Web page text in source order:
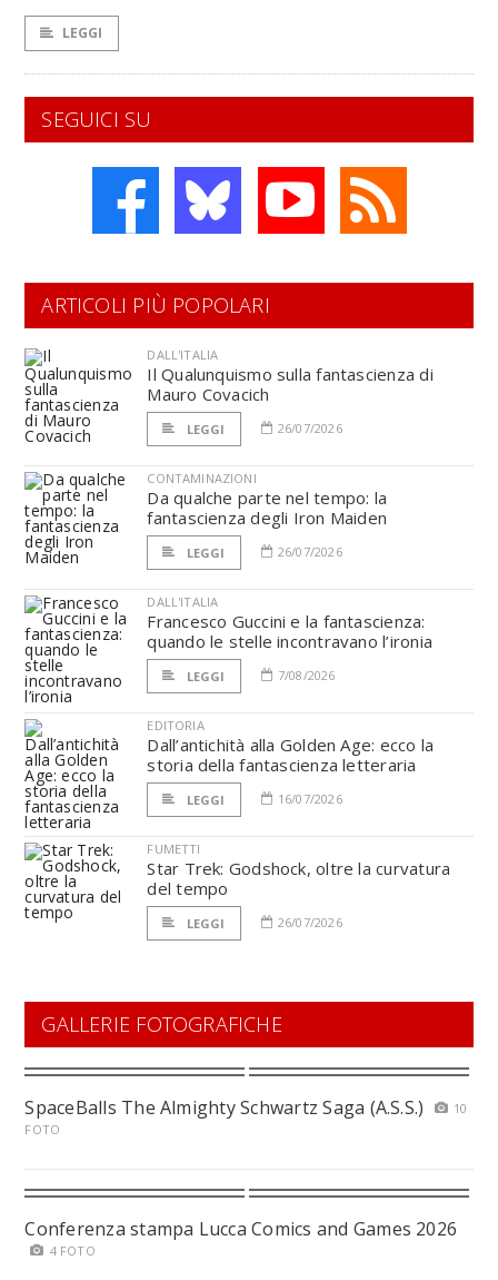
LEGGI
SEGUICI SU
ARTICOLI PIÙ POPOLARI
DALL'ITALIA
Il Qualunquismo sulla fantascienza di
Mauro Covacich
LEGGI 26/07/2026
CONTAMINAZIONI
Da qualche parte nel tempo: la
fantascienza degli Iron Maiden
LEGGI 26/07/2026
DALL'ITALIA
Francesco Guccini e la fantascienza:
quando le stelle incontravano l’ironia
LEGGI 7/08/2026
EDITORIA
Dall’antichità alla Golden Age: ecco la
storia della fantascienza letteraria
LEGGI 16/07/2026
FUMETTI
Star Trek: Godshock, oltre la curvatura
del tempo
LEGGI 26/07/2026
GALLERIE FOTOGRAFICHE
SpaceBalls The Almighty Schwartz Saga (A.S.S.)
10
FOTO
Conferenza stampa Lucca Comics and Games 2026
4 FOTO